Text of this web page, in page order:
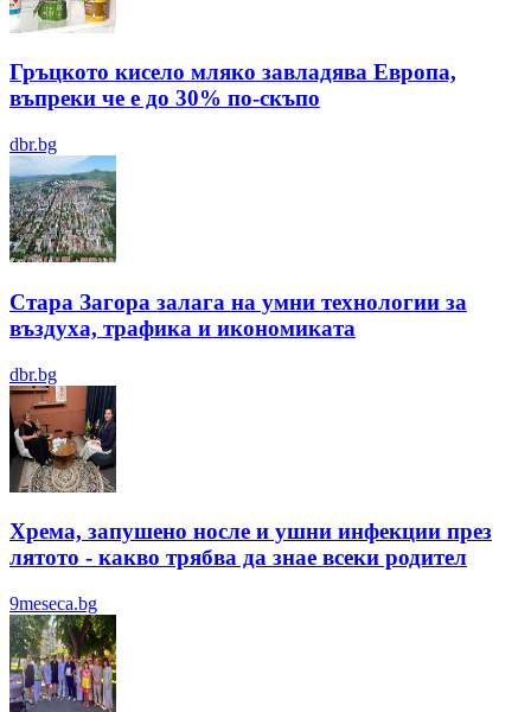
Гръцкото кисело мляко завладява Европа,
въпреки че е до 30% по-скъпо
dbr.bg
Стара Загора залага на умни технологии за
въздуха, трафика и икономиката
dbr.bg
Хрема, запушено носле и ушни инфекции през
лятотo - какво трябва да знае всеки родител
9meseca.bg